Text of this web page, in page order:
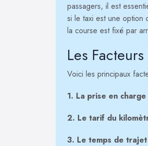
passagers, il est
si le taxi est une option
la course est fixé par
Les
Voici les principaux
1. La prise en charge
2. Le tarif du
3. Le temps de